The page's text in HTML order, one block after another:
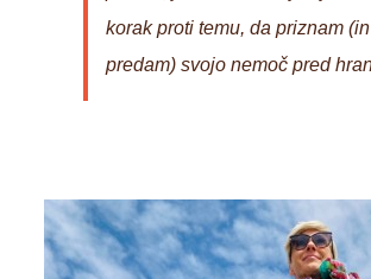
korak proti temu, da priznam (in
predam) svojo nemoč pred